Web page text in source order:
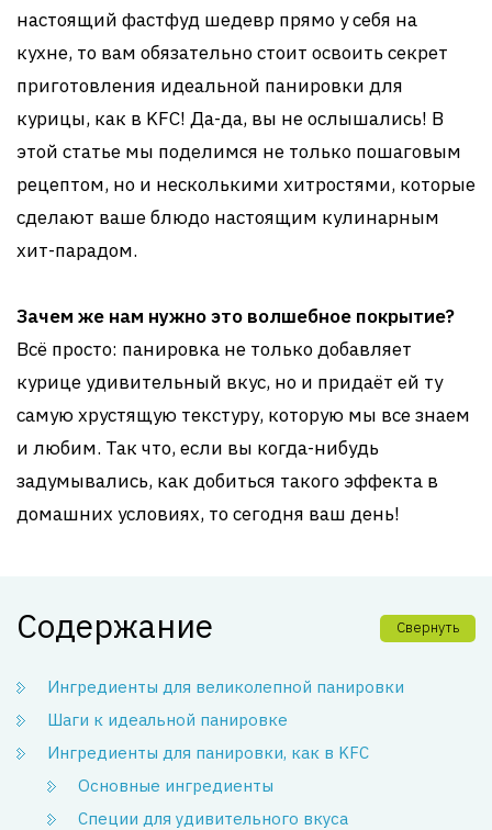
настоящий фастфуд шедевр прямо у себя на
кухне, то вам обязательно стоит освоить секрет
приготовления идеальной панировки для
курицы, как в KFC! Да-да, вы не ослышались! В
этой статье мы поделимся не только пошаговым
рецептом, но и несколькими хитростями, которые
сделают ваше блюдо настоящим кулинарным
хит-парадом.
Зачем же нам нужно это волшебное покрытие?
Всё просто: панировка не только добавляет
курице удивительный вкус, но и придаёт ей ту
самую хрустящую текстуру, которую мы все знаем
и любим. Так что, если вы когда-нибудь
задумывались, как добиться такого эффекта в
домашних условиях, то сегодня ваш день!
Содержание Свернуть
Ингредиенты для великолепной панировки
Шаги к идеальной панировке
Ингредиенты для панировки, как в KFC
Основные ингредиенты
Специи для удивительного вкуса